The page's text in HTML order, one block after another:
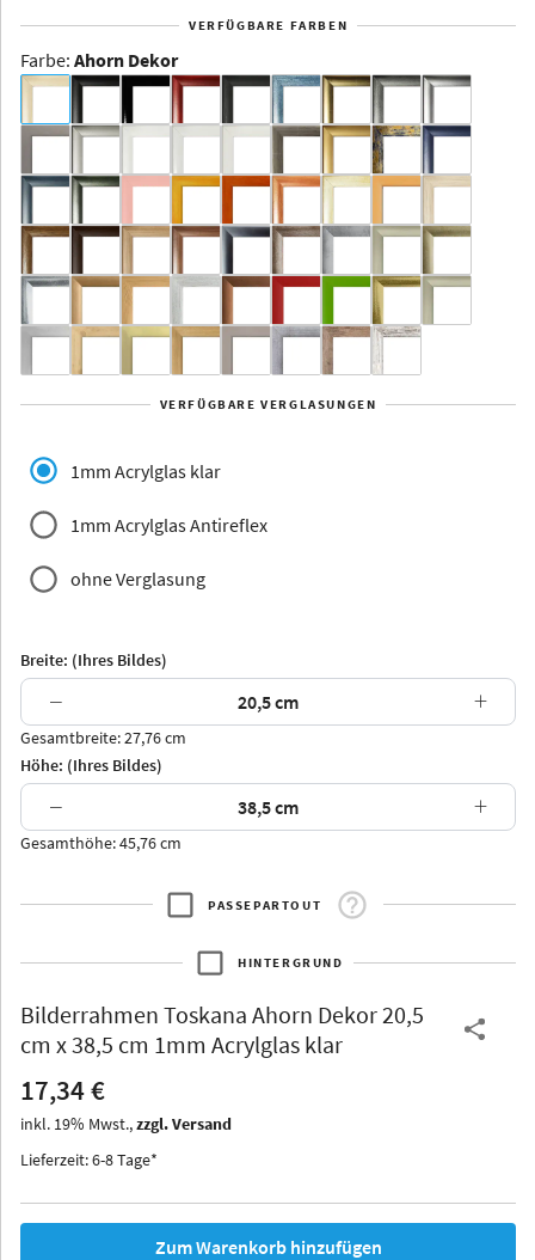
Dakota -
Rahmenloser
Aluminium
Yukon Alaska
Jersey Dauphine
Arran Luzern
Thurgau
Iowa
VERFÜGBARE FARBEN
Farbe: Ahorn Dekor
VERFÜGBARE VERGLASUNGEN
1mm Acrylglas klar
1mm Acrylglas Antireflex
ohne Verglasung
Breite: (Ihres Bildes)
− +
Gesamtbreite: 27,76 cm
Höhe: (Ihres Bildes)
− +
Gesamthöhe: 45,76 cm
PASSEPARTOUT
HINTERGRUND
Bilderrahmen Toskana Ahorn Dekor 20,5
cm x 38,5 cm 1mm Acrylglas klar
17,34 €
inkl. 19% Mwst.,zzgl. Versand
Lieferzeit: 6-8 Tage*
Zum Warenkorb hinzufügen